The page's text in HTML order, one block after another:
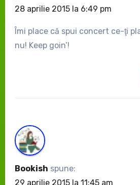
28 aprilie 2015 la 6:49 pm
Îmi place că spui concert ce-ţi
nu! Keep goin’!
Bookish spune:
29 aprilie 2015 la 11:45 am